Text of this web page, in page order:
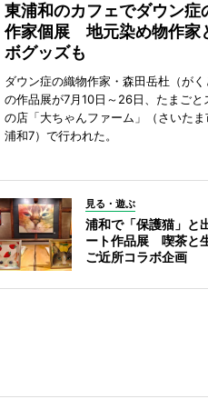
東浦和のカフェでダウン症
作家個展 地元染め物作家
ボグッズも
ダウン症の織物作家・森田岳杜（がく
の作品展が7月10日～26日、たまごと
の店「大ちゃんファーム」（さいたま
浦和7）で行われた。
見る・遊ぶ
浦和で「保護猫」と
ート作品展 喫茶と
ご近所コラボ企画